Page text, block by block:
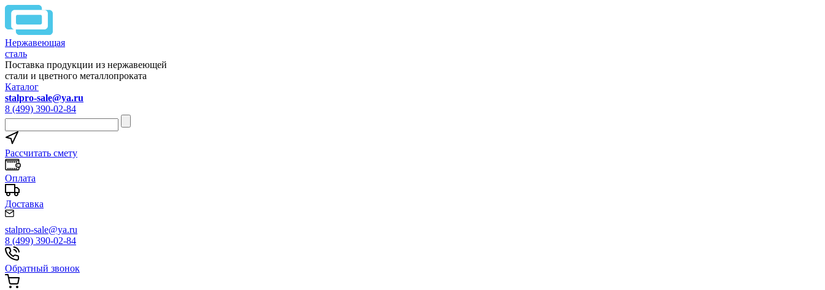
Нержавеющая
сталь
Поставка продукции из нержавеющей
стали и цветного металлопроката
Каталог
stalpro-sale@ya.ru
8 (499) 390-02-84
Рассчитать смету
Оплата
Доставка
stalpro-sale@ya.ru
8 (499) 390-02-84
Обратный звонок